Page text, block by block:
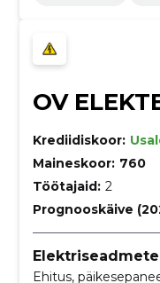
OV
Krediidiskoor:
Maineskoor: 760
Töötajaid: 2
Prognooskäive
Ehitus,